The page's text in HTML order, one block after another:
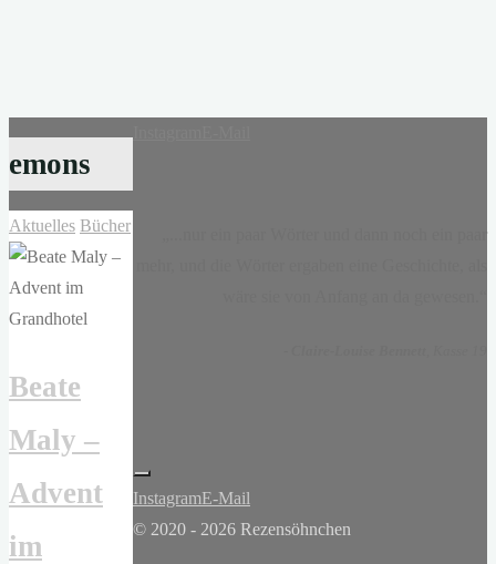
emons
Aktuelles Bücher
Beate
Maly –
Advent
im
InstagramE-Mail
© 2020 - 2026 Rezensöhnchen